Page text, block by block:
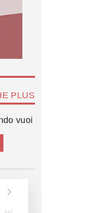
PLUS
vuoi